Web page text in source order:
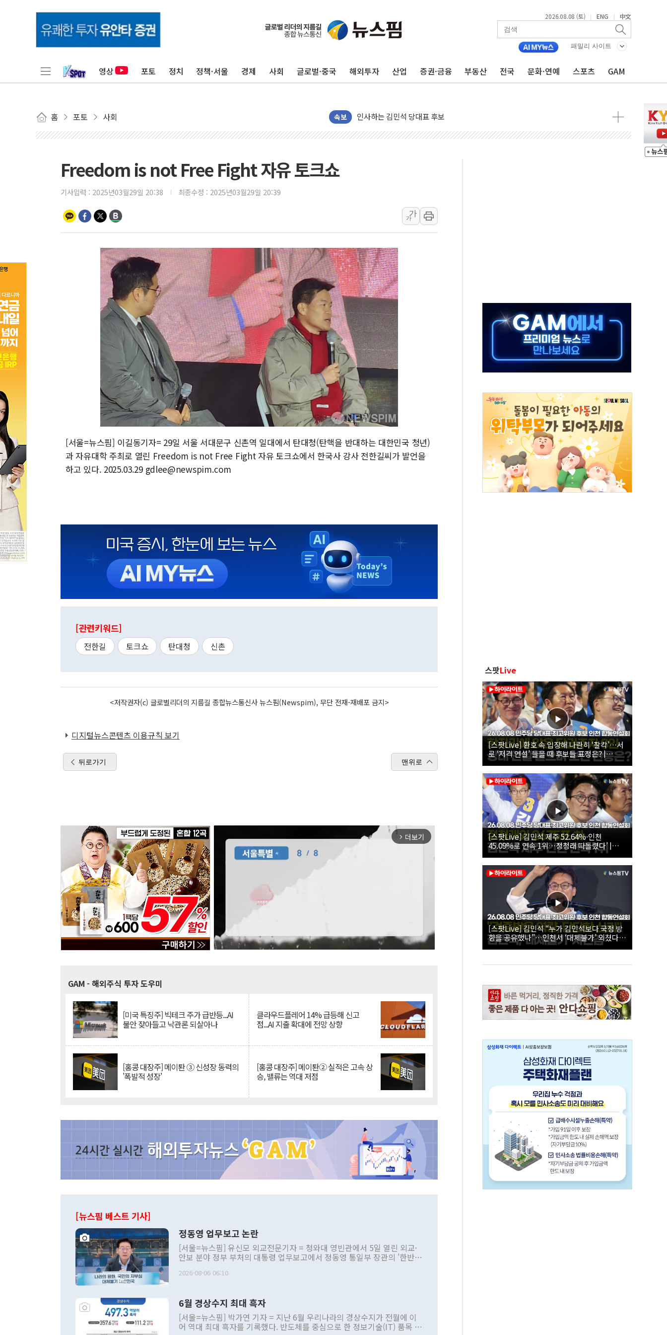
2026.08.08 (토) | ENG | 中文
패밀리 사이트
영상 포토 정치 정책·서울 경제 사회 글로벌·중국 해외투자 산업 증권·금융 부동산 전국 문화·연예 스포츠 GAM
홈 포토 사회 속보
포항시 재난예산 40억 긴급 투입…고수온 양식장 복구·지원 '총력'
울진·영덕 '호우특보'-포항 '산사태 주의보'...경북도, 호우 피해·통제구간 없어
인천 합동연설회 나선 송영길·정청래·김민석 당대표 후보
김민석, 2주차 제주·인천 경선서 정청래에 승리...47.75% vs 42.08%
[속보] 민주, 제주·인천 경선 결과 발표...김민석 47.75% 정청래 42.08%
[속보] 민주, 인천 경선 결과 발표...김민석 45.09% 정청래 43.27% 송영길 11.63%
이번주 국내 주요 금융일정(8.10~8.14)
폐기물 수거하다 참변…60대 환경미화원 수거차에 치여 사망
서울 중랑구 주택가서 흉기 난동…60대 남성 2명 숨져
李대통령 "결혼 때문에 손해 보는 일 없게"…'결혼 페널티' 22개 과제 손본다
여수 오동도 인근 해상서 모터보트 전복…1명 사망·1명 실종
추미애, '위안부' 피해자 기림의 날 참석..."국제적 시민 연대로 목소리 내야"
인천 선재도 갯벌서 해루질 중 실종 60대 나흘만에 숨진 채 발견
인천서 말다툼 중 어머니 흉기 살해 10대 아들 체포
'화합' 꺼낸 김민석에 '뻔뻔' 받아친 정청래…제주 연설서 신경전 고조
Freedom is not Free Fight 자유 토크쇼
기사입력 : 2025년03월29일 20:38 최종수정 : 2025년03월29일 20:39
가
가
[서울=뉴스핌] 이길동기자= 29일 서울 서대문구 신촌역 일대에서 탄대청(탄핵을 반대하는 대한민국 청년)
과 자유대학 주최로 열린 Freedom is not Free Fight 자유 토크쇼에서 한국사 강사 전한길씨가 발언을
하고 있다. 2025.03.29 gdlee@newspim.com
[관련키워드]
전한길 토크쇼 탄대청 신촌
<저작권자(c) 글로벌리더의 지름길 종합뉴스통신사 뉴스핌(Newspim), 무단 전재-재배포 금지>
디지털뉴스콘텐츠 이용규칙 보기
뒤로가기 맨위로
arrow_forward_ios 더보기
GAM - 해외주식 투자 도우미
[미국 특징주] 빅테크 주가 급반등...AI
불안 잦아들고 낙관론 되살아나
클라우드플레어 14% 급등해 신고
점...AI 지출 확대에 전망 상향
[홍콩 대장주] 메이퇀 ③ 신성장 동력의
'폭발적 성장'
[홍콩 대장주] 메이퇀② 실적은 고속 상
승, 밸류는 역대 저점
[뉴스핌 베스트 기사]
정동영 업무보고 논란
[서울=뉴스핌] 유신모 외교전문기자 = 청와대 영빈관에서 5일 열린 외교·
안보 분야 정부 부처의 대통령 업무보고에서 정동영 통일부 장관의 '한반도
발언 중에는 정부 내 조율을 거치지 않은 사안을 정책으로 추진하겠다고 공
주의적 희망에 근거한 비현실적 구상'이라는 비판을 내놨다. 그동안 정 장
관의 대북 정책 관련 발언이 물의를 빚은 적은 여러 번 있지만 대통령과 유
관 부처 장관이 공개적으로 부정적 입장을 표명한 것은 이례적이다. 정 장
관의 무리한 대북 접근법과 월권을 제어해야 한다는 목소리도 높아지고 있
2026-08-06 06:10
6월 경상수지 최대 흑자
[서울=뉴스핌] 박가연 기자 = 지난 6월 우리나라의 경상수지가 전월에 이
어 역대 최대 흑자를 기록했다. 반도체를 중심으로 한 정보기술(IT) 품목 수
스팟Live
[스팟Live] 환호 속 입장해 나란히 ‘찰칵’…서
로 ‘저격 연설’ 들을 때 후보들 표정은? |
26.08.08 더불어민주당 당대표·최고위원 후
보 인천 합동연설회
[스팟Live] 김민석 제주 52.64%·인천
45.09%로 연속 1위…정청래 따돌렸다’ |
26.08.08 더불어민주당 당대표·최고위원 후
보 인천 합동연설회
[스팟Live] 김민석 “누가 김민석보다 국정 방
향을 공유했나”…인천서 ‘대체불가’ 외쳤다 |
26.08.08 더불어민주당 당대표·최고위원 후